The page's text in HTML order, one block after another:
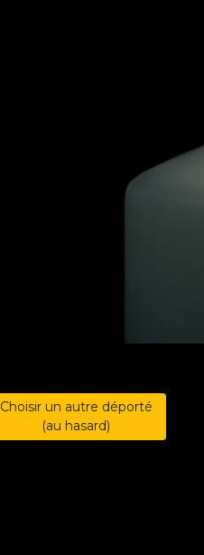
Choisir un autre déporté
(au hasard)